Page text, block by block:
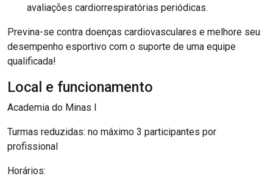
avaliações cardiorrespiratórias periódicas.
Previna-se contra doenças cardiovasculares e melhore seu
desempenho esportivo com o suporte de uma equipe
qualificada!
Local e funcionamento
Academia do Minas I
Turmas reduzidas: no máximo 3 participantes por
profissional
Horários: